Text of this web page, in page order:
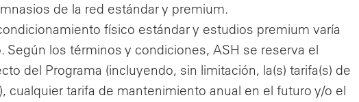
de la red estándar y premium.
físico estándar y estudios premium varía
Según los términos y condiciones, ASH se reserva el
del Programa (incluyendo, sin limitación, la(s) tarifa(s) de
cualquier tarifa de mantenimiento anual en el futuro y/o el